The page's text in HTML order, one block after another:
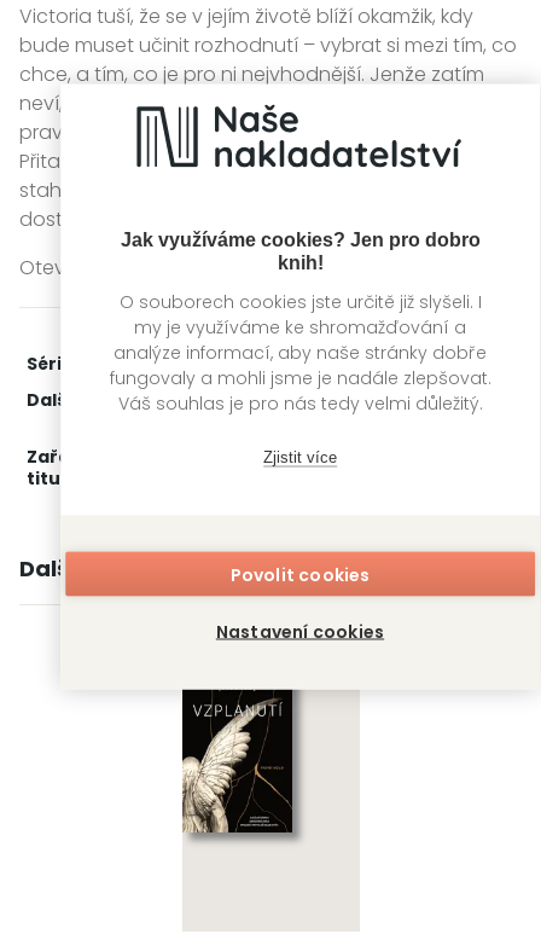
Jak využíváme cookies? Jen pro dobro
knih!
O souborech cookies jste určitě již slyšeli. I
my je využíváme ke shromažďování a
analýze informací, aby naše stránky dobře
fungovaly a mohli jsme je nadále zlepšovat.
Váš souhlas je pro nás tedy velmi důležitý.
Zjistit více
Povolit cookies
Nastavení cookies
Victoria tuší, že se v jejím životě blíží okamžik, kdy
bude muset učinit rozhodnutí – vybrat si mezi tím, co
chce, a tím, co je pro ni nejvhodnější. Jenže zatím
neví, jak těžké to bude. Může si namlouvat cokoliv, ale
pravda je, že tenhle krásný kluk představuje zkázu.
Přitažlivou zkázu plnou lží, temnoty a žáru, která ji
stahuje až na samé dno pekla. Má Victoria sílu
dostat se z něj zpátky na povrch?
Otevři konečně oči a uvidíš, jaký je svět doopravdy.
Série: Vzplanutí
2. díl z 3
Další díly:
1.Hořím pro tebe
Toužím po tobě
Zařažení
titulu:
Čtení pro ženy
Další knihy autora